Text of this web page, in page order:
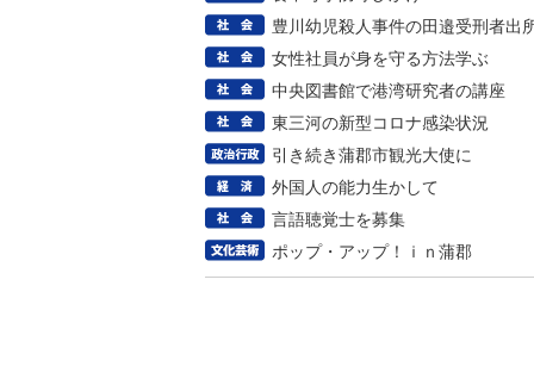
豊川幼児殺人事件の田邉受刑者出
女性社員が身を守る方法学ぶ
中央図書館で港湾研究者の講座
東三河の新型コロナ感染状況
引き続き蒲郡市観光大使に
外国人の能力生かして
言語聴覚士を募集
ポップ・アップ！ｉｎ蒲郡